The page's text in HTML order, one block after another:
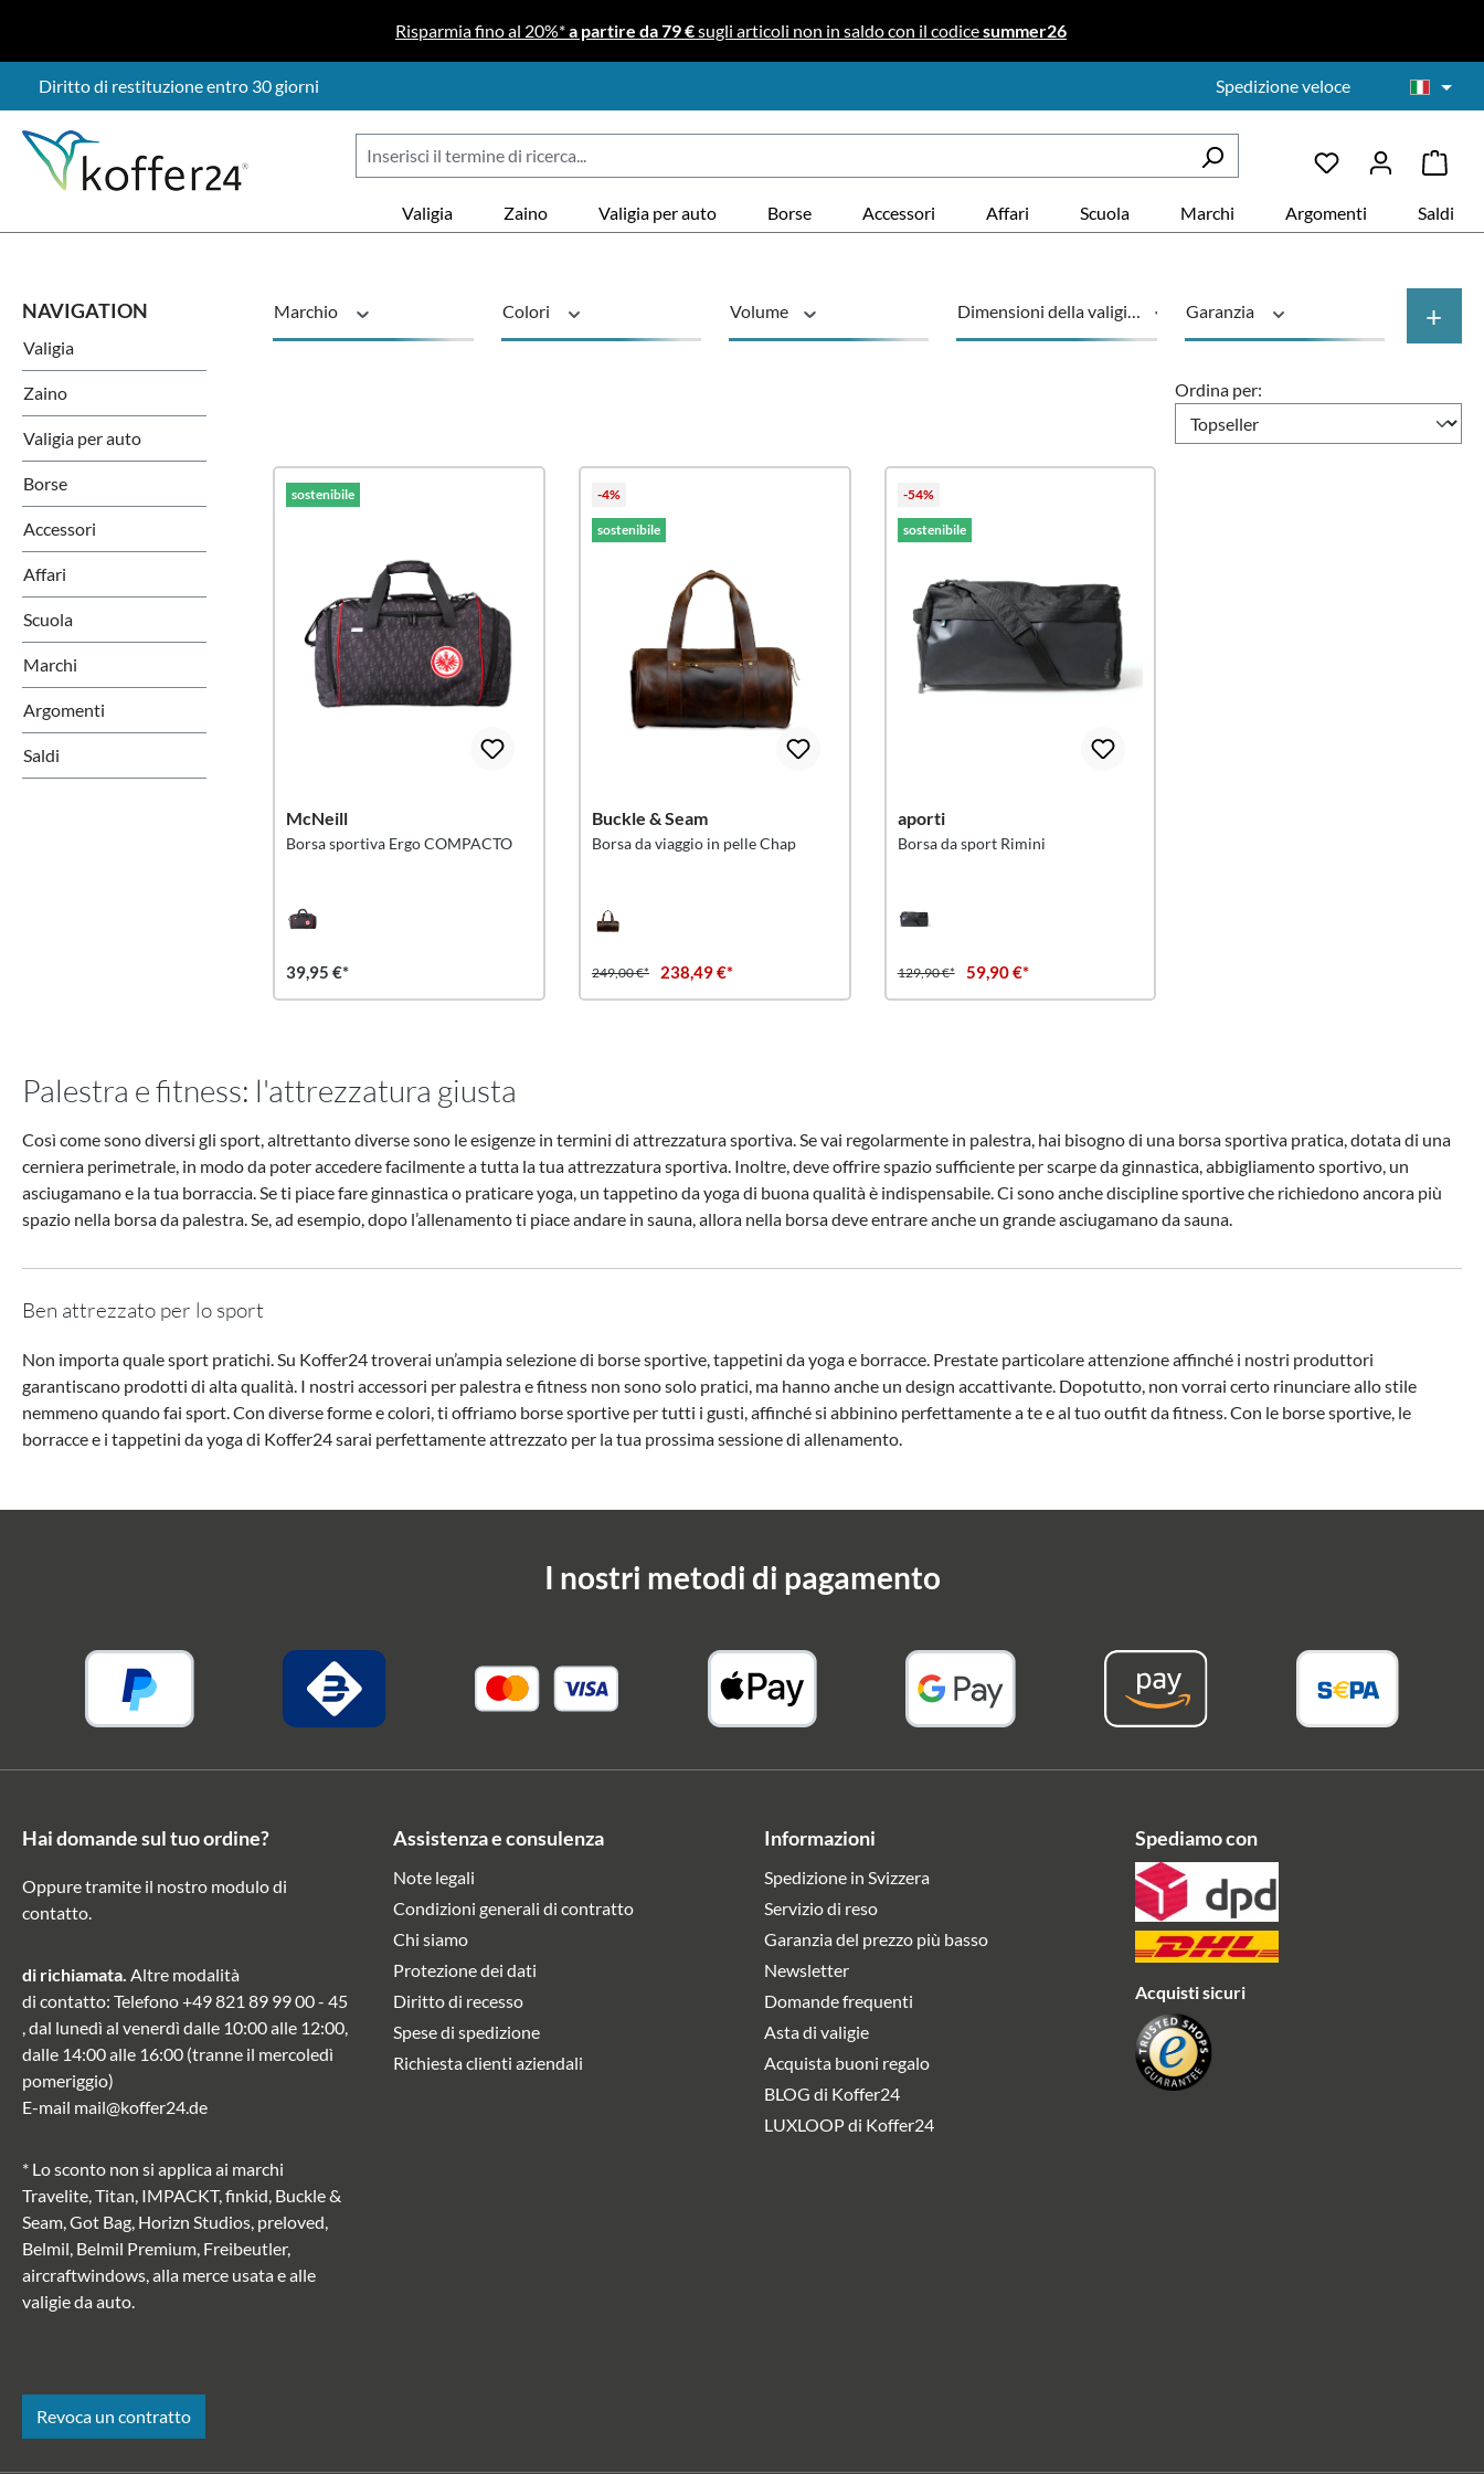
Risparmia fino al 20%*a partire da 79 €sugli articoli non in saldo con il codicesummer26
Diritto di restituzione entro 30 giorni Spedizione veloce
Valigia Zaino Valigia per auto Borse Accessori Affari Scuola Marchi Argomenti Saldi
Valigia
Zaino
Valigia per auto
Borse
Accessori
Affari
Scuola
Marchi
Argomenti
Saldi
Marchio Colori Volume Dimensioni della valigia Garanzia +
Ordina per:
sostenibile
McNeill
Borsa sportiva Ergo COMPACTO
39,95 €*
-4%
sostenibile
Buckle & Seam
Borsa da viaggio in pelle Chap
249,00 €* 238,49 €*
-54%
sostenibile
aporti
Borsa da sport Rimini
129,90 €* 59,90 €*
Palestra e fitness: l'attrezzatura giusta
Così come sono diversi gli sport, altrettanto diverse sono le esigenze in termini di attrezzatura sportiva. Se vai regolarmente in palestra, hai bisogno di una borsa sportiva pratica, dotata di una
cerniera perimetrale, in modo da poter accedere facilmente a tutta la tua attrezzatura sportiva. Inoltre, deve offrire spazio sufficiente per scarpe da ginnastica, abbigliamento sportivo, un
asciugamano e la tua borraccia. Se ti piace fare ginnastica o praticare yoga, un tappetino da yoga di buona qualità è indispensabile. Ci sono anche discipline sportive che richiedono ancora più
spazio nella borsa da palestra. Se, ad esempio, dopo l’allenamento ti piace andare in sauna, allora nella borsa deve entrare anche un grande asciugamano da sauna.
Ben attrezzato per lo sport
Non importa quale sport pratichi. Su Koffer24 troverai un’ampia selezione di borse sportive, tappetini da yoga e borracce. Prestate particolare attenzione affinché i nostri produttori
garantiscano prodotti di alta qualità. I nostri accessori per palestra e fitness non sono solo pratici, ma hanno anche un design accattivante. Dopotutto, non vorrai certo rinunciare allo stile
nemmeno quando fai sport. Con diverse forme e colori, ti offriamo borse sportive per tutti i gusti, affinché si abbinino perfettamente a te e al tuo outfit da fitness. Con le borse sportive, le
borracce e i tappetini da yoga di Koffer24 sarai perfettamente attrezzato per la tua prossima sessione di allenamento.
I nostri metodi di pagamento
Hai domande sul tuo ordine?
Oppure tramite il nostro modulo di
contatto.
di richiamata. Altre modalità
di contatto: Telefono+49 821 89 99 00 - 45
, dal lunedì al venerdì dalle 10:00 alle 12:00,
dalle 14:00 alle 16:00 (tranne il mercoledì
pomeriggio)
E-mail mail@koffer24.de
* Lo sconto non si applica ai marchi
Travelite, Titan, IMPACKT, finkid, Buckle &
Seam, Got Bag, Horizn Studios, preloved,
Belmil, Belmil Premium, Freibeutler,
aircraftwindows, alla merce usata e alle
valigie da auto.
Revoca un contratto
Assistenza e consulenza
Note legali
Condizioni generali di contratto
Chi siamo
Protezione dei dati
Diritto di recesso
Spese di spedizione
Richiesta clienti aziendali
Informazioni
Spedizione in Svizzera
Servizio di reso
Garanzia del prezzo più basso
Newsletter
Domande frequenti
Asta di valigie
Acquista buoni regalo
BLOG di Koffer24
LUXLOOP di Koffer24
Spediamo con
Acquisti sicuri